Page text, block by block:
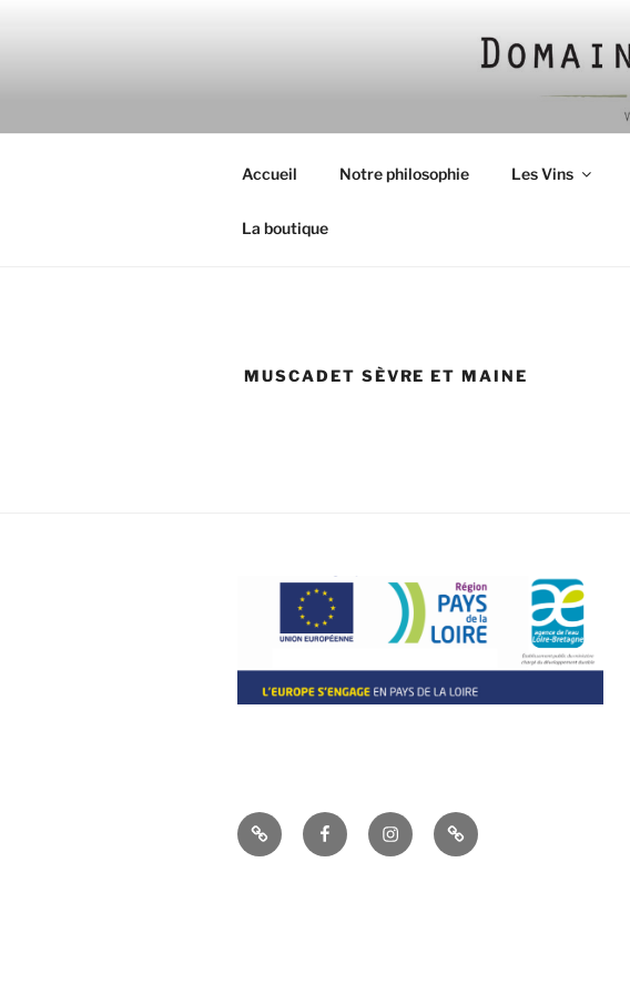
Accueil Notre philosophie Les Vins
La boutique
MUSCADET SÈVRE ET MAINE
La
boutique
FacebookInstagramVisites
&